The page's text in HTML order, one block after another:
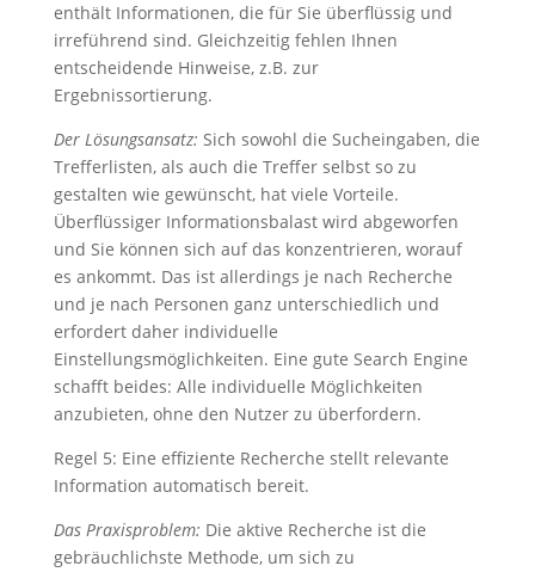
enthält Informationen, die für Sie überflüssig und
irreführend sind. Gleichzeitig fehlen Ihnen
entscheidende Hinweise, z.B. zur
Ergebnissortierung.
Der Lösungsansatz: Sich sowohl die Sucheingaben, die
Trefferlisten, als auch die Treffer selbst so zu
gestalten wie gewünscht, hat viele Vorteile.
Überflüssiger Informationsbalast wird abgeworfen
und Sie können sich auf das konzentrieren, worauf
es ankommt. Das ist allerdings je nach Recherche
und je nach Personen ganz unterschiedlich und
erfordert daher individuelle
Einstellungsmöglichkeiten. Eine gute Search Engine
schafft beides: Alle individuelle Möglichkeiten
anzubieten, ohne den Nutzer zu überfordern.
Regel 5: Eine effiziente Recherche stellt relevante
Information automatisch bereit.
Das Praxisproblem: Die aktive Recherche ist die
gebräuchlichste Methode, um sich zu